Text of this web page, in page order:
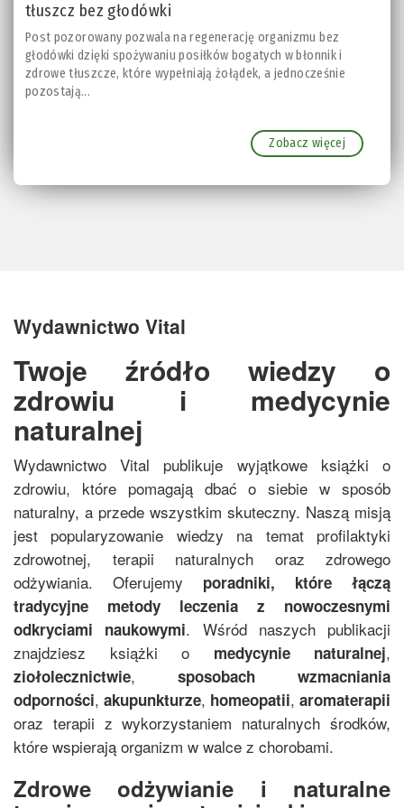
tłuszcz bez głodówki
Post pozorowany pozwala na regenerację organizmu bez
głodówki dzięki spożywaniu posiłków bogatych w błonnik i
zdrowe tłuszcze, które wypełniają żołądek, a jednocześnie
pozostają...
Zobacz więcej
Wydawnictwo Vital
Twoje źródło wiedzy o
zdrowiu i medycynie
naturalnej
Wydawnictwo Vital publikuje wyjątkowe książki o
zdrowiu, które pomagają dbać o siebie w sposób
naturalny, a przede wszystkim skuteczny. Naszą misją
jest popularyzowanie wiedzy na temat profilaktyki
zdrowotnej, terapii naturalnych oraz zdrowego
odżywiania. Oferujemy poradniki, które łączą
tradycyjne metody leczenia z nowoczesnymi
odkryciami naukowymi. Wśród naszych publikacji
znajdziesz książki o medycynie naturalnej,
ziołolecznictwie, sposobach wzmacniania
odporności, akupunkturze, homeopatii, aromaterapii
oraz terapii z wykorzystaniem naturalnych środków,
które wspierają organizm w walce z chorobami.
Zdrowe odżywianie i naturalne